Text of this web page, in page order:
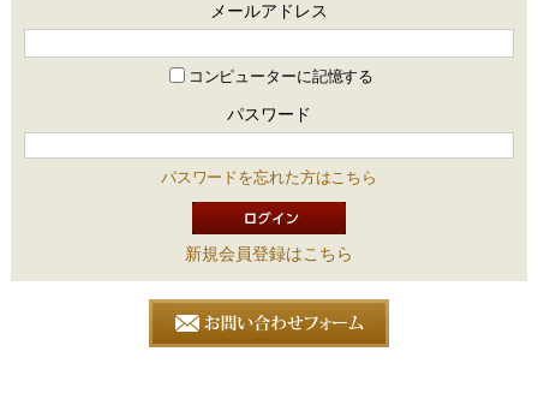
メールアドレス
コンピューターに記憶する
パスワード
パスワードを忘れた方はこちら
新規会員登録はこちら